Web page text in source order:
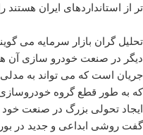
تر از استانداردهای ایران
تحلیل گران بازار سرمایه می
دیگر در صنعت خودرو سازی آن
جریان است که می تواند به
که به طور قطع گروه خودروسازی
ایجاد تحولی بزرگ در صنعت
گفت روشی ابداعی و جدید در